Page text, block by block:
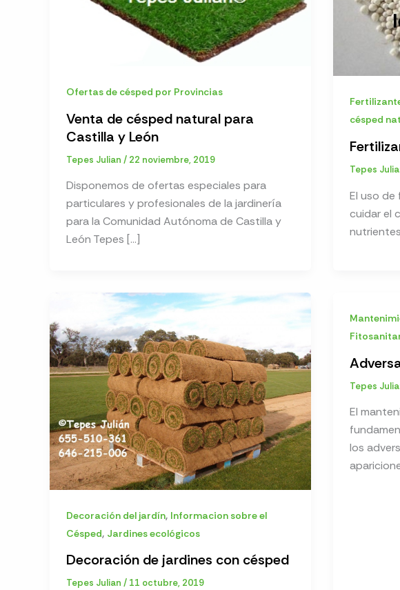
Ofertas de césped por Provincias
Venta de césped natural para
Castilla y León
Tepes Julian / 22 noviembre, 2019
Disponemos de ofertas especiales para
particulares y profesionales de la jardinería
para la Comunidad Autónoma de Castilla y
León Tepes […]
césped
Tepes
El uso de
cuidar el
Decoración del jardín, Informacion sobre el
Césped, Jardines ecológicos
Decoración de jardines con césped
Tepes Julian / 11 octubre, 2019
Tepes
El
los